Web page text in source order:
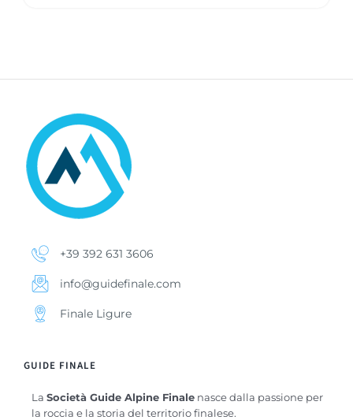
+39 392 631 3606
info@guidefinale.com
Finale Ligure
GUIDE FINALE
La Società Guide Alpine Finalenasce dalla passione per
la roccia e la storia del territorio finalese.